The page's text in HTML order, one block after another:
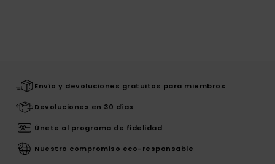
Envío y devoluciones gratuitos para miembros
Devoluciones en 30 días
Únete al programa de fidelidad
Nuestro compromiso eco-responsable